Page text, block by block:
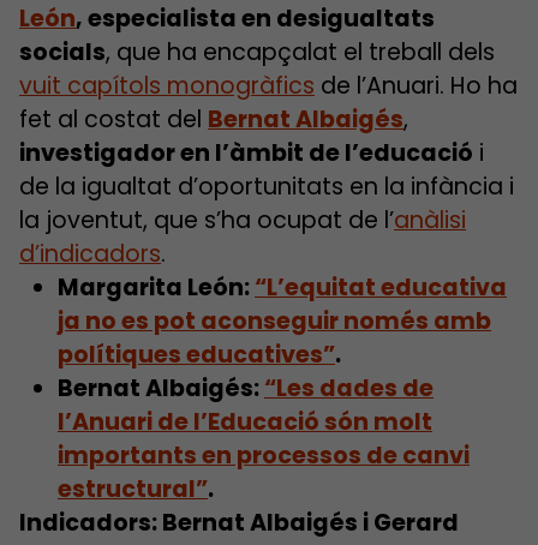
León, especialista en desigualtats
socials, que ha encapçalat el treball dels
vuit capítols monogràfics de l’Anuari. Ho ha
fet al costat del Bernat Albaigés,
investigador en l’àmbit de l’educació i
de la igualtat d’oportunitats en la infància i
la joventut, que s’ha ocupat de l’anàlisi
d’indicadors.
Margarita León:“L’equitat educativa
ja no es pot aconseguir només amb
polítiques educatives”.
Bernat Albaigés:“Les dades de
l’Anuari de l’Educació són molt
importants en processos de canvi
estructural”.
Indicadors: Bernat Albaigés i Gerard